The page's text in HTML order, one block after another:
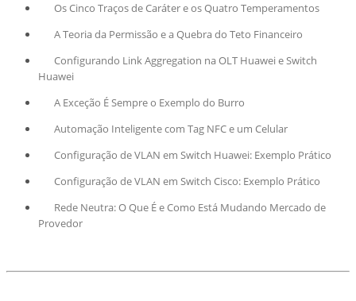
Os Cinco Traços de Caráter e os Quatro Temperamentos
A Teoria da Permissão e a Quebra do Teto Financeiro
Configurando Link Aggregation na OLT Huawei e Switch
Huawei
A Exceção É Sempre o Exemplo do Burro
Automação Inteligente com Tag NFC e um Celular
Configuração de VLAN em Switch Huawei: Exemplo Prático
Configuração de VLAN em Switch Cisco: Exemplo Prático
Rede Neutra: O Que É e Como Está Mudando Mercado de
Provedor